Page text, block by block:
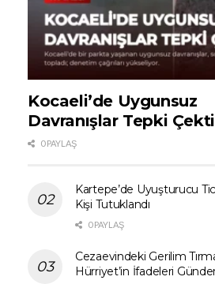
Kocaeli’de Uygunsuz
Davranışlar Tepki Çekti
0 PAYLAŞ
Kartepe’de Uyuşturucu
Kişi Tutuklandı
0 PAYLAŞ
Cezaevindeki Gerilim
Hürriyet’in İfadeleri